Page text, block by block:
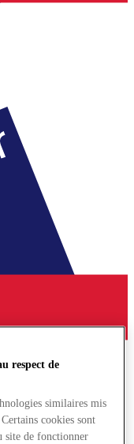
respect de
similaires mis
cookies sont
site de fonctionner